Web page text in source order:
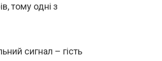
тому одні з
сигнал – гість